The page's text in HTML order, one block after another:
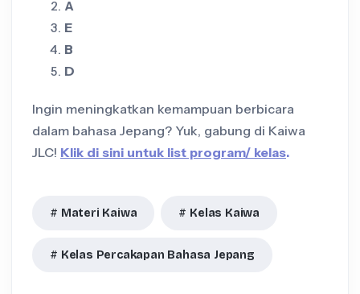
A
E
B
D
Ingin meningkatkan kemampuan berbicara
dalam bahasa Jepang? Yuk, gabung di Kaiwa
JLC! Klik di sini untuk list program/ kelas.
Materi Kaiwa Kelas Kaiwa
Kelas Percakapan Bahasa Jepang